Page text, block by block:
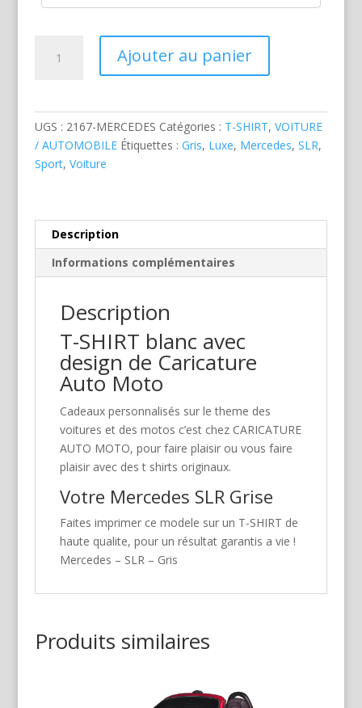
Ajouter au panier
UGS : 2167-MERCEDES Catégories : T-SHIRT, VOITURE
/ AUTOMOBILE Étiquettes : Gris, Luxe, Mercedes, SLR,
Sport, Voiture
Description
Informations complémentaires
Description
T-SHIRT blanc avec
design de Caricature
Auto Moto
Cadeaux personnalisés sur le theme des
voitures et des motos c’est chez CARICATURE
AUTO MOTO, pour faire plaisir ou vous faire
plaisir avec des t shirts originaux.
Votre Mercedes SLR Grise
Faites imprimer ce modele sur un T-SHIRT de
haute qualite, pour un résultat garantis a vie !
Mercedes – SLR – Gris
Produits similaires